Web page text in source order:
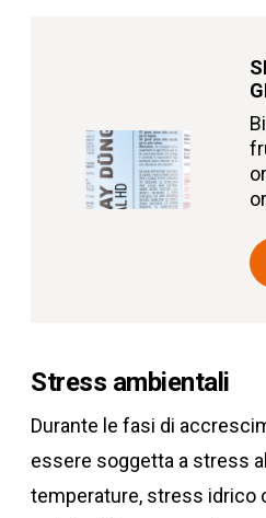
Stress ambientali
Durante le fasi di
essere soggetta a stress
temperature, stress idrico